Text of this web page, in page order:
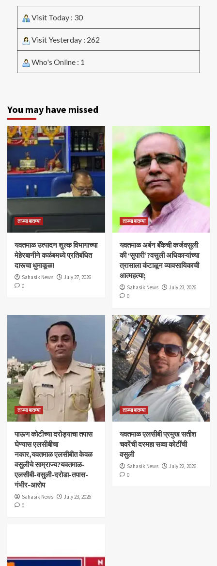
Visit Today : 30
Visit Yesterday : 262
Who's Online : 1
You may have missed
ताज्या बातम्या
यवतमाळ उत्पादन शुल्क विभागाच्या
मेहेरबानीने कळंबमध्ये प्रतिबंधित
दारूचा धुमाकूळ!
Sahasik News
July 27, 2026
0
ताज्या बातम्या
​यवतमाळ अर्बन बँकेची कर्जवसुली
की ‘सुपारी’?वसुली अधिकाऱ्यांच्या
त्रासाला कंटाळून व्यावसायिकाची
आत्महत्या;
Sahasik News
July 23, 2026
0
ताज्या बातम्या
पाऊण कोटीच्या दरोड्याचा तपास
घेण्यास एलसीबीचा
नकार,यवतमाळ एलसीबीत केवळ
वसुलीचे साम्राज्य?यवतमाळ-
एलसीबी-वसुली-दरोडा-तपास-
गंभीर-आरोप
Sahasik News
July 23, 2026
0
ताज्या बातम्या
यवतमाळ एलसीबी प्रमुख सतीश
चवरेंची दरमहा सव्वा कोटींची
वसुली
Sahasik News
July 22, 2026
0